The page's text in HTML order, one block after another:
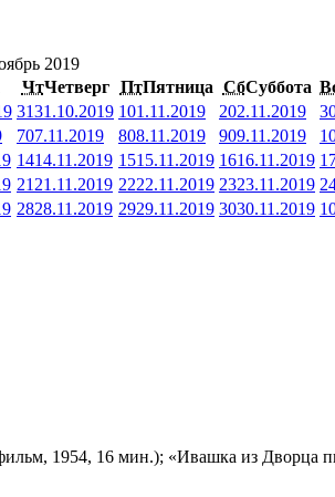
2019
ЧтЧетверг ПтПятница СбСуббота
3131.10.2019 101.11.2019 202.11.2019 3
707.11.2019 808.11.2019 909.11.2019
1414.11.2019 1515.11.2019 1616.11.2019
21 21.11.2019 2222.11.2019 2323.11.2019
2828.11.2019 2929.11.2019 3030.11.2019 1
1954, 16 мин.); «Ивашка из Дворца